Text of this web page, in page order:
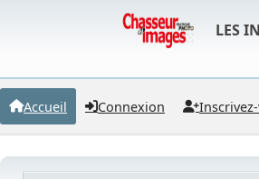
LES
Accueil Connexion